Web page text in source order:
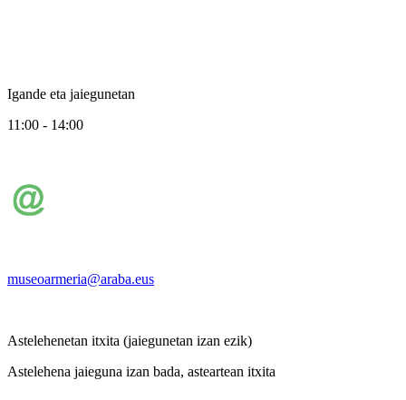
Igande eta jaiegunetan
11:00 - 14:00
museoarmeria@araba.eus
Astelehenetan itxita (jaiegunetan izan ezik)
Astelehena jaieguna izan bada, asteartean itxita